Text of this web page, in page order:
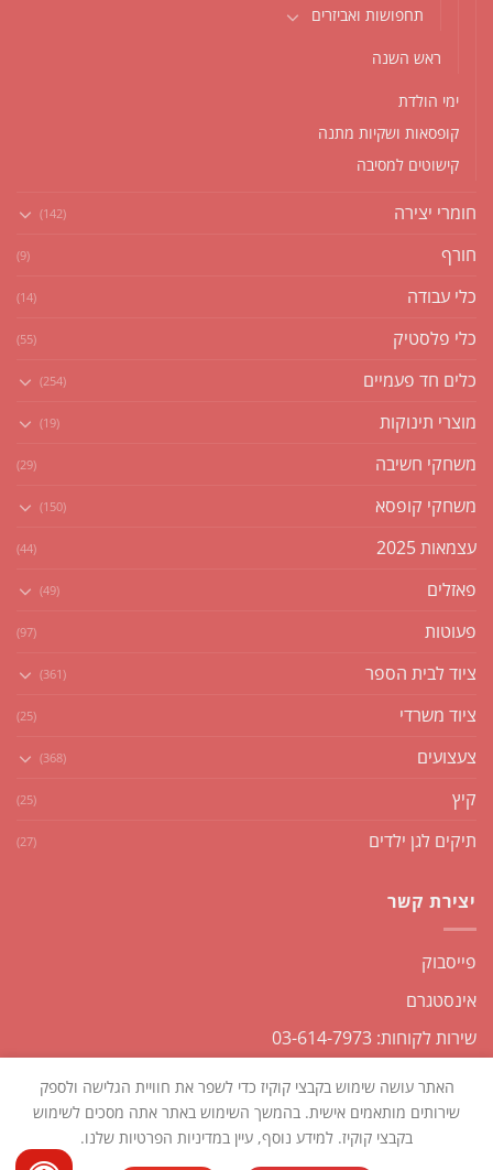
תחפושות ואביזרים
ראש השנה
ימי הולדת
קופסאות ושקיות מתנה
קישוטים למסיבה
חומרי יצירה (142)
חורף (9)
כלי עבודה (14)
כלי פלסטיק (55)
כלים חד פעמיים (254)
מוצרי תינוקות (19)
משחקי חשיבה (29)
משחקי קופסא (150)
עצמאות 2025 (44)
פאזלים (49)
פעוטות (97)
ציוד לבית הספר (361)
ציוד משרדי (25)
צעצועים (368)
קיץ (25)
תיקים לגן ילדים (27)
יצירת קשר
פייסבוק
אינסטגרם
שירות לקוחות: 03-614-7973
האתר עושה שימוש בקבצי קוקיז כדי לשפר את חוויית הגלישה ולספק
שירותים מותאמים אישית. בהמשך השימוש באתר אתה מסכים לשימוש
בקבצי קוקיז. למידע נוסף, עיין במדיניות הפרטיות שלנו.